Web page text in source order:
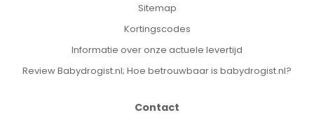
Sitemap
Kortingscodes
Informatie over onze actuele levertijd
Review Babydrogist.nl; Hoe betrouwbaar is babydrogist.nl?
Contact